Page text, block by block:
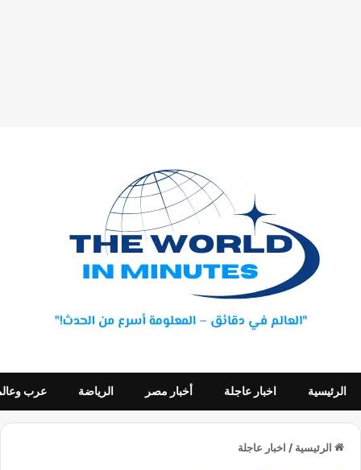
الرئيسية اخبار عاجلة أخبار مصر الرياضة عرب
الرئيسية / اخبار عاجلة